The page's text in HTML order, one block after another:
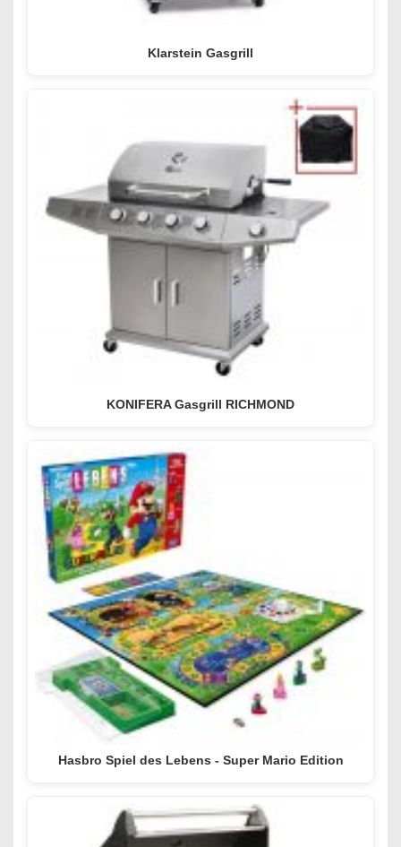
Klarstein Gasgrill
KONIFERA Gasgrill RICHMOND
Hasbro Spiel des Lebens - Super Mario Edition